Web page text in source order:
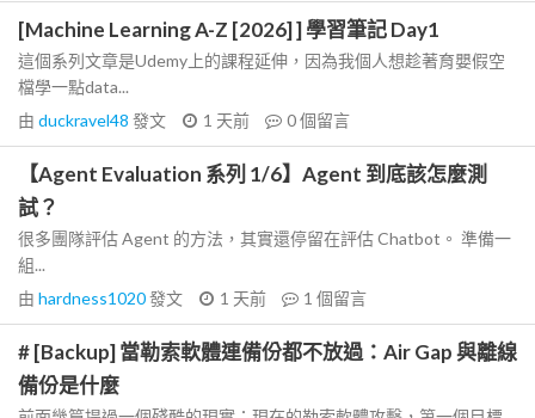
[Machine Learning A-Z [2026] ] 學習筆記 Day1
這個系列文章是Udemy上的課程延伸，因為我個人想趁著育嬰假空
檔學一點data...
由 duckravel48 發文 1 天前 0個留言
【Agent Evaluation 系列 1/6】Agent 到底該怎麼測
試？
很多團隊評估 Agent 的方法，其實還停留在評估 Chatbot。 準備一
組...
由 hardness1020發文 1 天前 1 個留言
# [Backup] 當勒索軟體連備份都不放過：Air Gap 與離線
備份是什麼